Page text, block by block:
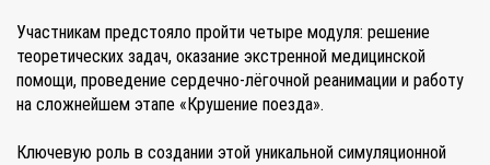
Участникам предстояло пройти четыре модуля: решение
теоретических задач, оказание экстренной медицинской
помощи, проведение сердечно-лёгочной реанимации и работу
на сложнейшем этапе «Крушение поезда».
Ключевую роль в создании этой уникальной симуляционной